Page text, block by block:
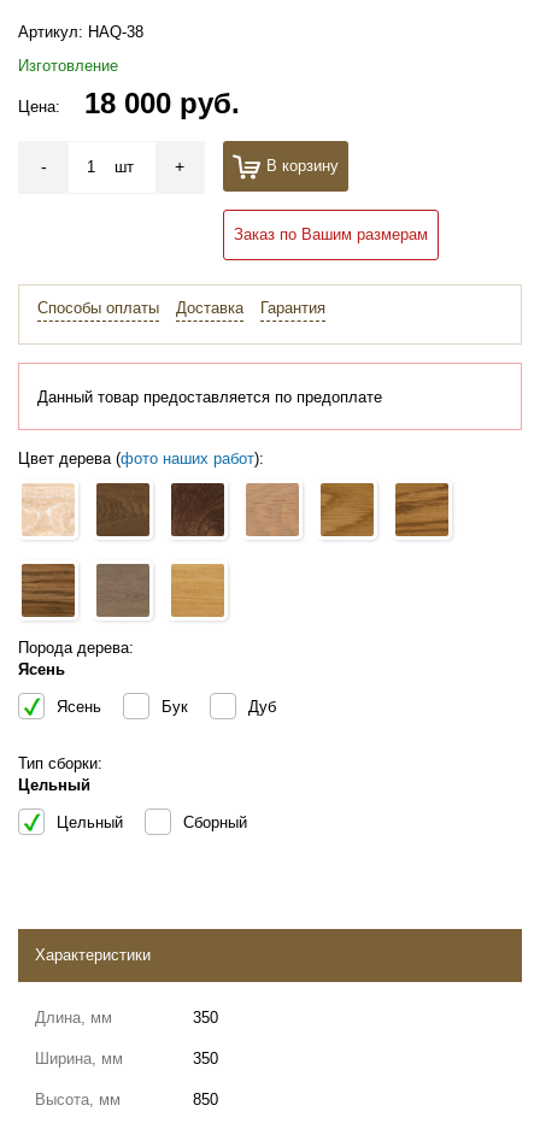
Артикул: HAQ-38
Изготовление
Цена: 18 000 руб.
- шт + В корзину
Заказ по Вашим размерам
Способы оплаты Доставка Гарантия
Данный товар предоставляется по предоплате
Цвет дерева (фото наших работ):
Порода дерева:
Ясень
Ясень Бук Дуб
Тип сборки:
Цельный
Цельный Сборный
Характеристики
Длина, мм 350
Ширина, мм 350
Высота, мм 850